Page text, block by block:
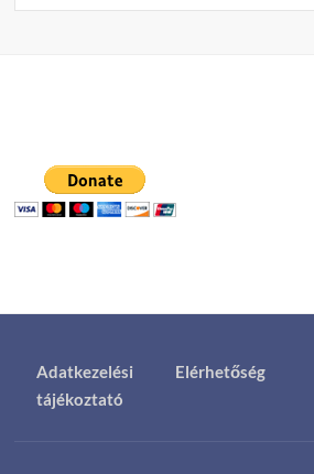
Adatkezelési
tájékoztató
Elérhetőség